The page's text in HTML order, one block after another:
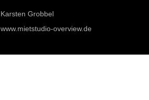
Karsten Grobbel
www.mietstudio-overview.de